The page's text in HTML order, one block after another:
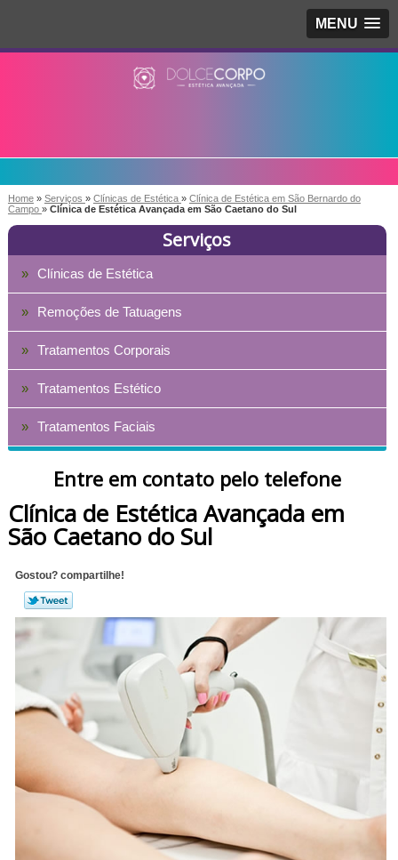
MENU
Home » Serviços » Clínicas de Estética » Clínica de Estética em São Bernardo do
Campo » Clínica de Estética Avançada em São Caetano do Sul
Serviços
Clínicas de Estética
Remoções de Tatuagens
Tratamentos Corporais
Tratamentos Estético
Tratamentos Faciais
Entre em contato pelo telefone
Clínica de Estética Avançada em
São Caetano do Sul
Gostou? compartilhe!